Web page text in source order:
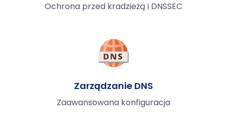
Ochrona przed kradzieżą i DNSSEC
Zarządzanie DNS
Zaawansowana konfiguracja